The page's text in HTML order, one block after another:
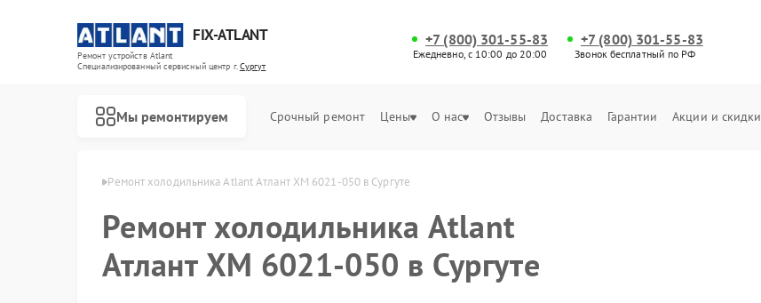
FIX-ATLANT
Ремонт устройств Atlant
Специализированный cервисный центр г.Сургут
+7 (800) 301-55-83
Ежедневно, с 10:00 до 20:00
+7 (800) 301-55-83
Звонок бесплатный по РФ
Мы ремонтируем Срочный ремонт Цены О нас Отзывы Доставка Гарантии Акции и скидки
Atlant в Сургуте Ремонт холодильника Atlant Атлант ХМ 6021-050 в Сургуте
Ремонт холодильника Atlant
Атлант ХМ 6021-050 в Сургуте